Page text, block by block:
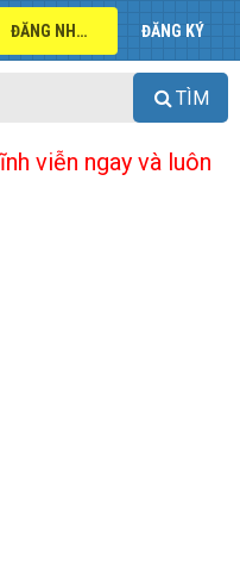
ĐĂNG NHẬP ĐĂNG KÝ
TÌM
viễn ngay và luôn